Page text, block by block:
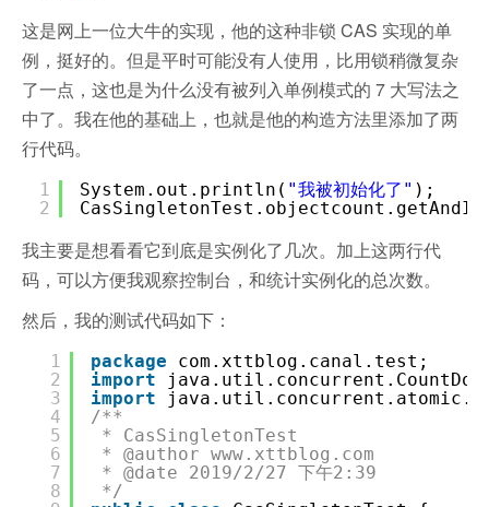
这是网上一位大牛的实现，他的这种非锁 CAS 实现的单
例，挺好的。但是平时可能没有人使用，比用锁稍微复杂
了一点，这也是为什么没有被列入单例模式的 7 大写法之
中了。我在他的基础上，也就是他的构造方法里添加了两
行代码。
1
2
System.out.println( "我被初始化了" );
我主要是想看看它到底是实例化了几次。加上这两行代
码，可以方便我观察控制台，和统计实例化的总次数。
然后，我的测试代码如下：
1
2
3
4
5
6
7
8
package
com.xttblog.canal.test;
import
import
/**
* CasSingletonTest
* @author www.xttblog.com
* @date 2019/2/27 下午2:39
*/